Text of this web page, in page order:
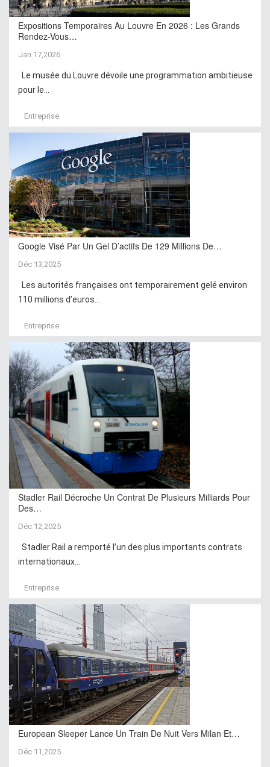
Expositions Temporaires Au Louvre En 2026 : Les Grands
Rendez-Vous…
Jan 17,2026
Le musée du Louvre dévoile une programmation ambitieuse
pour le...
Entreprise
Google Visé Par Un Gel D’actifs De 129 Millions De…
Déc 13,2025
Les autorités françaises ont temporairement gelé environ
110 millions d’euros...
Entreprise
Stadler Rail Décroche Un Contrat De Plusieurs Milliards Pour
Des…
Déc 12,2025
Stadler Rail a remporté l’un des plus importants contrats
internationaux...
Entreprise
European Sleeper Lance Un Train De Nuit Vers Milan Et…
Déc 11,2025